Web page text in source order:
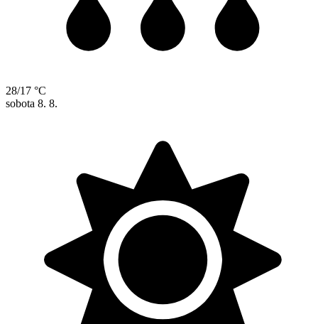
28/17 °C
sobota 8. 8.